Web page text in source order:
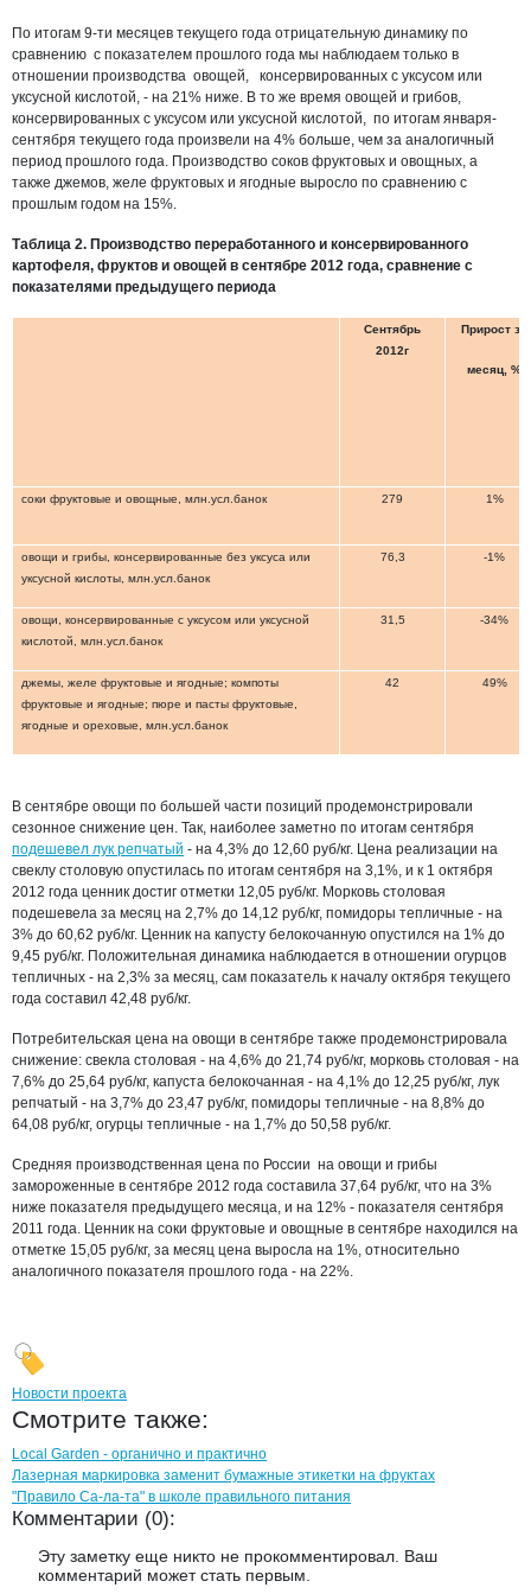
По итогам 9-ти месяцев текущего года отрицательную динамику по
сравнению с показателем прошлого года мы наблюдаем только в
отношении производства овощей, консервированных с уксусом или
уксусной кислотой, - на 21% ниже. В то же время овощей и грибов,
консервированных с уксусом или уксусной кислотой, по итогам января-
сентября текущего года произвели на 4% больше, чем за аналогичный
период прошлого года. Производство соков фруктовых и овощных, а
также джемов, желе фруктовых и ягодные выросло по сравнению с
прошлым годом на 15%.
Таблица 2. Производство переработанного и консервированного
картофеля, фруктов и овощей в сентябре 2012 года, сравнение с
показателями предыдущего периода
Сентябрь
2012г
Прирост за
месяц, %
соки фруктовые и овощные, млн.усл.банок 279 1%
овощи и грибы, консервированные без уксуса или
уксусной кислоты, млн.усл.банок
76,3 -1%
овощи, консервированные с уксусом или уксусной
кислотой, млн.усл.банок
31,5 -34%
джемы, желе фруктовые и ягодные; компоты
фруктовые и ягодные; пюре и пасты фруктовые,
ягодные и ореховые, млн.усл.банок
42 49%
В сентябре овощи по большей части позиций продемонстрировали
сезонное снижение цен. Так, наиболее заметно по итогам сентября
подешевел лук репчатый - на 4,3% до 12,60 руб/кг. Цена реализации на
свеклу столовую опустилась по итогам сентября на 3,1%, и к 1 октября
2012 года ценник достиг отметки 12,05 руб/кг. Морковь столовая
подешевела за месяц на 2,7% до 14,12 руб/кг, помидоры тепличные - на
3% до 60,62 руб/кг. Ценник на капусту белокочанную опустился на 1% до
9,45 руб/кг. Положительная динамика наблюдается в отношении огурцов
тепличных - на 2,3% за месяц, сам показатель к началу октября текущего
года составил 42,48 руб/кг.
Потребительская цена на овощи в сентябре также продемонстрировала
снижение: свекла столовая - на 4,6% до 21,74 руб/кг, морковь столовая - на
7,6% до 25,64 руб/кг, капуста белокочанная - на 4,1% до 12,25 руб/кг, лук
репчатый - на 3,7% до 23,47 руб/кг, помидоры тепличные - на 8,8% до
64,08 руб/кг, огурцы тепличные - на 1,7% до 50,58 руб/кг.
Средняя производственная цена по России на овощи и грибы
замороженные в сентябре 2012 года составила 37,64 руб/кг, что на 3%
ниже показателя предыдущего месяца, и на 12% - показателя сентября
2011 года. Ценник на соки фруктовые и овощные в сентябре находился на
отметке 15,05 руб/кг, за месяц цена выросла на 1%, относительно
аналогичного показателя прошлого года - на 22%.
Новости проекта
Смотрите также:
Local Garden - органично и практично
Лазерная маркировка заменит бумажные этикетки на фруктах
"Правило Са-ла-та" в школе правильного питания
Комментарии (0):
Эту заметку еще никто не прокомментировал. Ваш
комментарий может стать первым.